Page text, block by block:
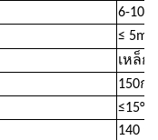
6-10
≤ 5m
เหล็ก
150กก
≤15°
140 ก